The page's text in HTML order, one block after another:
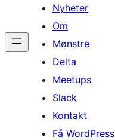
Nyheter
Om
Mønstre
Delta
Meetups
Slack
Kontakt
Få WordPress